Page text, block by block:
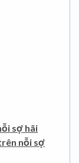
sợ hãi
nỗi sợ